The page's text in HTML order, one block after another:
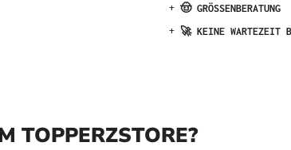
+ 🤠 GRÖSSENBERATUNG
+ 🚀 KEINE WARTEZEIT
TOPPERZSTORE?